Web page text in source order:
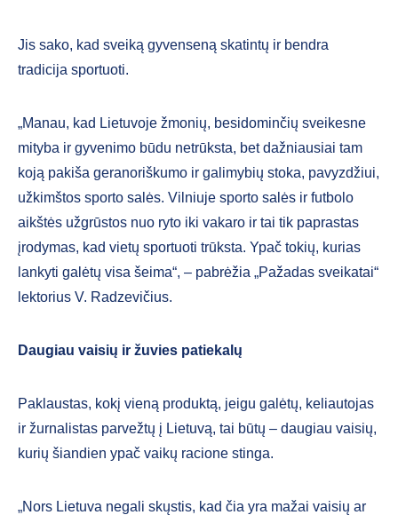
Jis sako, kad sveiką gyvenseną skatintų ir bendra
tradicija sportuoti.
„Manau, kad Lietuvoje žmonių, besidominčių sveikesne
mityba ir gyvenimo būdu netrūksta, bet dažniausiai tam
koją pakiša geranoriškumo ir galimybių stoka, pavyzdžiui,
užkimštos sporto salės. Vilniuje sporto salės ir futbolo
aikštės užgrūstos nuo ryto iki vakaro ir tai tik paprastas
įrodymas, kad vietų sportuoti trūksta. Ypač tokių, kurias
lankyti galėtų visa šeima“, – pabrėžia „Pažadas sveikatai“
lektorius V. Radzevičius.
Daugiau vaisių ir žuvies patiekalų
Paklaustas, kokį vieną produktą, jeigu galėtų, keliautojas
ir žurnalistas parvežtų į Lietuvą, tai būtų – daugiau vaisių,
kurių šiandien ypač vaikų racione stinga.
„Nors Lietuva negali skųstis, kad čia yra mažai vaisių ar